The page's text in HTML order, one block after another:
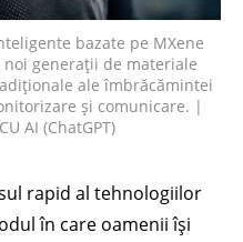
bazate pe MXene
generații de materiale
ale îmbrăcămintei
și comunicare. |
AI (ChatGPT)
rapid al tehnologiilor
în care oamenii își